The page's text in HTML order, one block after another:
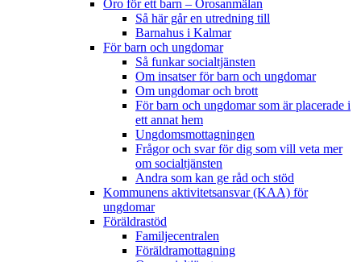
Oro för ett barn – Orosanmälan
Så här går en utredning till
Barnahus i Kalmar
För barn och ungdomar
Så funkar socialtjänsten
Om insatser för barn och ungdomar
Om ungdomar och brott
För barn och ungdomar som är placerade i
ett annat hem
Ungdomsmottagningen
Frågor och svar för dig som vill veta mer
om socialtjänsten
Andra som kan ge råd och stöd
Kommunens aktivitetsansvar (KAA) för
ungdomar
Föräldrastöd
Familjecentralen
Föräldramottagning